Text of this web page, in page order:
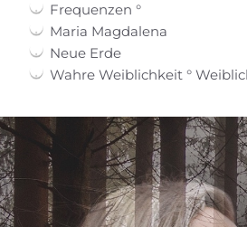
Frequenzen °
Maria Magdalena
Neue Erde
Wahre Weiblichkeit °